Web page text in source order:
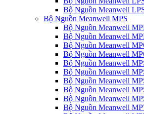
Bộ Nguồn Meanwell
Bộ Nguồn Meanwell MPS
Bộ Nguồn Meanwell
Bộ Nguồn Meanwell
Bộ Nguồn Meanwell
Bộ Nguồn Meanwell
Bộ Nguồn Meanwell
Bộ Nguồn Meanwell
Bộ Nguồn Meanwell
Bộ Nguồn Meanwell
Bộ Nguồn Meanwell
Bộ Nguồn Meanwell